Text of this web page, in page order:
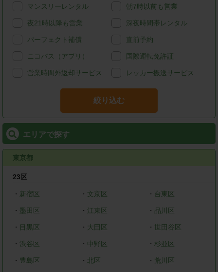
マンスリーレンタル 朝7時以前も営業
夜21時以降も営業 深夜時間帯レンタル
パーフェクト補償 直前予約
ニコパス（アプリ） 国際運転免許証
営業時間外返却サービス レッカー搬送サービス
絞り込む
エリアで探す
東京都
23区
・ 新宿区 ・ 文京区 ・ 台東区
・ 墨田区 ・ 江東区 ・ 品川区
・ 目黒区 ・ 大田区 ・世田谷区
・ 渋谷区 ・ 中野区 ・杉並区
・ 豊島区 ・ 北区 ・ 荒川区